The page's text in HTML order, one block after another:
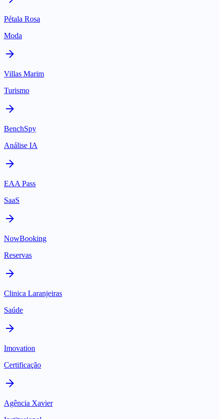
Pétala Rosa
Moda
Villas Marim
Turismo
BenchSpy
Análise IA
EAA Pass
SaaS
NowBooking
Reservas
Clinica Laranjeiras
Saúde
Imovation
Certificação
Agência Xavier